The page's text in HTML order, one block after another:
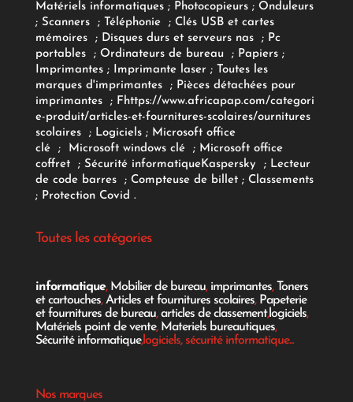
Matériels informatiques; Photocopieurs; Onduleurs
; Scanners ; Téléphonie ; Clés USB et cartes
mémoires
; Disques durs et serveurs nas ; Pc
portables
; Ordinateurs de bureau ; Papiers;
Imprimantes;Imprimante laser; Toutes les
marques d'imprimantes
; Pièces détachées pour
imprimantes
; Fhttps://www.africapap.com/categori
e-produit/articles-et-fournitures-scolaires/ournitures
scolaires; Logiciels ; Microsoft office
clé
; Microsoft windows clé; Microsoft office
coffret ; Sécurité informatiqueKaspersky ; Lecteur
de code barres
; Compteuse de billet; Classements
; Protection Covid .
Toutes les catégories
informatique, Mobilier de bureau, imprimantes, Toners
et cartouches,Articles et fournitures scolaires, Papeterie
et fournitures de bureau,articles de classement,logiciels,
Matériels point de vente, Materiels bureautiques,
Sécurité informatique,logiciels, sécurité informatique...
Nos marques